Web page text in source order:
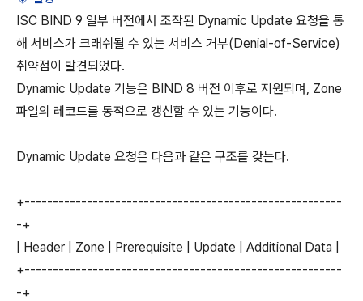
ISC BIND 9 일부 버전에서 조작된 Dynamic Update 요청을 통
해 서비스가 크래쉬될 수 있는 서비스 거부(Denial-of-Service)
취약점이 발견되었다.
Dynamic Update 기능은 BIND 8 버전 이후로 지원되며, Zone
파일의 레코드를 동적으로 갱신할 수 있는 기능이다.
Dynamic Update 요청은 다음과 같은 구조를 갖는다.
+--------------------------------------------------------
-+
| Header | Zone | Prerequisite | Update | Additional Data |
+--------------------------------------------------------
-+